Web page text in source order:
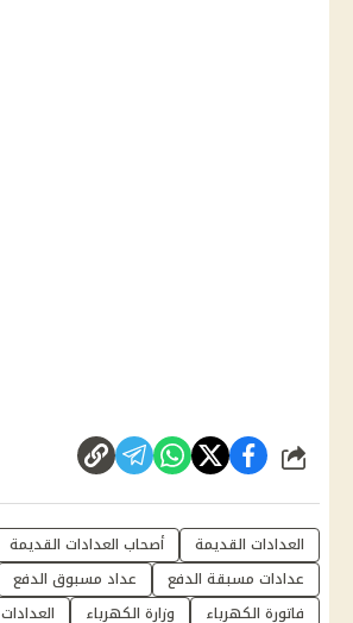
شارك
العدادات القديمة
أصحاب العدادات القديمة
عدادات مسبقة الدفع
عداد مسبوق الدفع
فاتورة الكهرباء
وزارة الكهرباء العدادات